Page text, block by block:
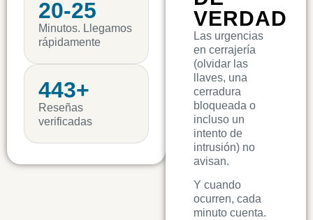
20-25
Minutos. Llegamos
rápidamente
443+
Reseñas
verificadas
VERDAD
Las urgencias
en cerrajería
(olvidar las
llaves, una
cerradura
bloqueada o
incluso un
intento de
intrusión) no
avisan.
Y cuando
ocurren, cada
minuto cuenta.